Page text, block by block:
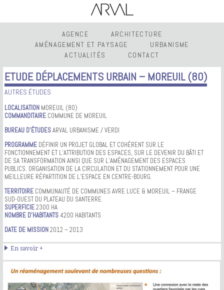
AGENCE
ARCHITECTURE
AMÉNAGEMENT ET PAYSAGE
URBANISME
ACTUALITÉS
CONTACT
ETUDE DÉPLACEMENTS URBAIN – MOREUIL (80)
AUTRES ÉTUDES
LOCALISATION MOREUIL (80)
COMMANDITAIRE COMMUNE DE MOREUIL
BUREAU D’ÉTUDESARVAL URBANISME / VERDI
PROGRAMME DÉFINIR UN PROJET GLOBAL ET COHÉRENT SUR LE
FONCTIONNEMENT ET L’ATTRIBUTION DES ESPACES, SUR LE DEVENIR DU BÂTI ET
DE SA TRANSFORMATION AINSI QUE SUR L’AMÉNAGEMENT DES ESPACES
PUBLICS. ORGANISATION DE LA CIRCULATION ET DU STATIONNEMENT POUR UNE
MEILLEURE RÉPARTITION DE L’ESPACE EN CENTRE-BOURG.
TERRITOIRE COMMUNAUTÉ DE COMMUNES AVRE LUCE & MOREUIL – FRANGE
SUD-OUEST DU PLATEAU DU SANTERRE.
SUPERFICIE2300 HA
NOMBRE D’HABITANTS4200 HABITANTS
DATE DE MISSION2012 – 2013
En savoir +